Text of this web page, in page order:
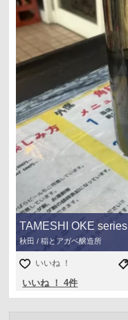
TAMESHI OKE series
秋田 / 稲とアガベ醸造所
いいね ！
いいね ！ 4件